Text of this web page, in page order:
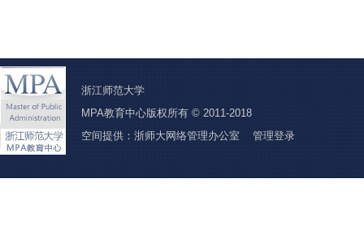
浙江师范大学
MPA教育中心版权所有 © 2011-2018
空间提供：浙师大网络管理办公室 管理登录